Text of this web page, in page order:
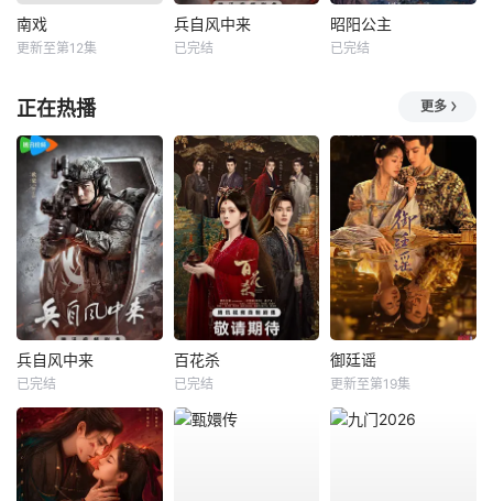
南戏
更新至第12集
兵自风中来
已完结
昭阳公主
已完结
正在热播 更多
兵自风中来
已完结
百花杀
已完结
御廷谣
更新至第19集